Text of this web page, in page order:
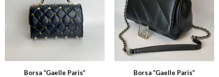
Borsa “Gaelle Paris” Borsa “Gaelle Paris”